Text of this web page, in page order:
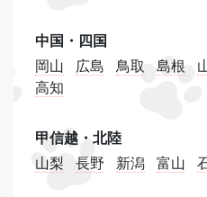
中国・四国
岡山
広島 鳥取 島根
高知
甲信越・北陸
山梨
長野 新潟 富山